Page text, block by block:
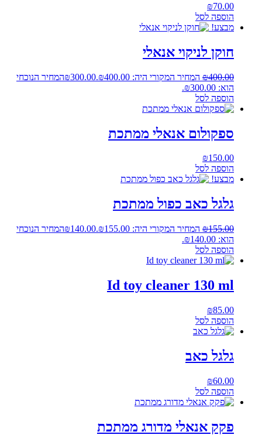
₪70.00
הוספה לסל
מבצע!
חוקן לניקוי אנאלי
₪400.00 המחיר המקורי היה: ₪400.00. ₪300.00
המחיר הנוכחי
הוא: ₪300.00.
הוספה לסל
ספקולום אנאלי ממתכת
₪150.00
הוספה לסל
מבצע!
גלגל כאב כפול ממתכת
₪155.00 המחיר המקורי היה: ₪155.00. ₪140.00
המחיר הנוכחי
הוא: ₪140.00.
הוספה לסל
Id toy cleaner 130 ml
₪85.00
הוספה לסל
גלגל כאב
₪60.00
הוספה לסל
פקק אנאלי מדורג ממתכת